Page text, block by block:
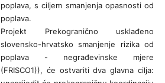
poplava, s ciljem smanjenja opasnosti od
poplava.
Projekt Prekogranično usklađeno
slovensko-hrvatsko smanjenje rizika od
poplava - negrađevinske mjere
(FRISCO1)), će ostvariti dva glavna cilja: